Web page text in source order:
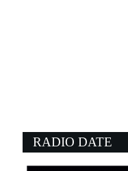
08:14:10
RADIO DATE